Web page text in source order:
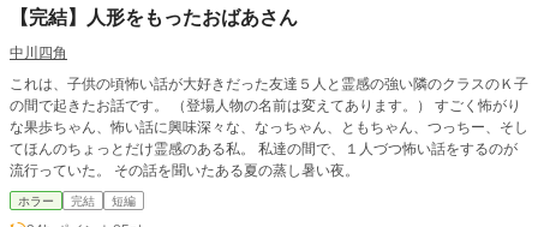
【完結】人形をもったおばあさん
中川四角
これは、子供の頃怖い話が大好きだった友達５人と霊感の強い隣のクラスのＫ子
の間で起きたお話です。 （登場人物の名前は変えてあります。） すごく怖がり
な果歩ちゃん、怖い話に興味深々な、なっちゃん、ともちゃん、つっちー、そし
てほんのちょっとだけ霊感のある私。 私達の間で、１人づつ怖い話をするのが
流行っていた。 その話を聞いたある夏の蒸し暑い夜。
ホラー 完結 短編